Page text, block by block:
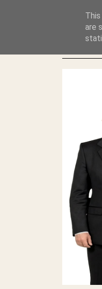
ΛΕΗΛΑΣΙΑ ΚΑΙ
are